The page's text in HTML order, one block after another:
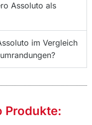
Assoluto als
im Vergleich
Produkte: